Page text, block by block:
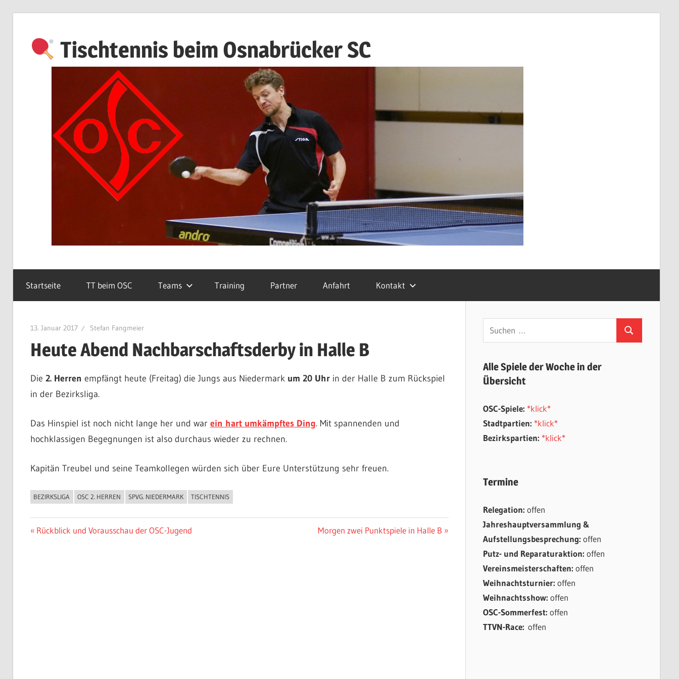
springen
Tischtennis beim Osnabrücker SC
Startseite TT beim OSC Teams Training Partner Anfahrt Kontakt
13. Januar 2017 Stefan Fangmeier
Heute Abend Nachbarschaftsderby in Halle B
Die 2. Herren empfängt heute (Freitag) die Jungs aus Niedermark um 20 Uhrin der Halle B zum Rückspiel
in der Bezirksliga.
Das Hinspiel ist noch nicht lange her und war ein hart umkämpftes Ding. Mit spannenden und
hochklassigen Begegnungen ist also durchaus wieder zu rechnen.
Kapitän Treubel und seine Teamkollegen würden sich über Eure Unterstützung sehr freuen.
ALLGEMEIN
BEZIRKSLIGA OSC 2. HERREN SPVG. NIEDERMARK TISCHTENNIS
Beitragsnavigation
Vorheriger
Rückblick und Vorausschau der OSC-Jugend
Nächster
Morgen zwei Punktspiele in Halle B
Suchen
nach:
Suchen
Alle Spiele der Woche in der
Übersicht
OSC-Spiele: *klick*
Stadtpartien: *klick*
Bezirkspartien: *klick*
Termine
Relegation: offen
Jahreshauptversammlung &
Aufstellungsbesprechung: offen
Putz- und Reparaturaktion: offen
Vereinsmeisterschaften: offen
Weihnachtsturnier: offen
Weihnachtsshow: offen
OSC-Sommerfest: offen
TTVN-Race: offen